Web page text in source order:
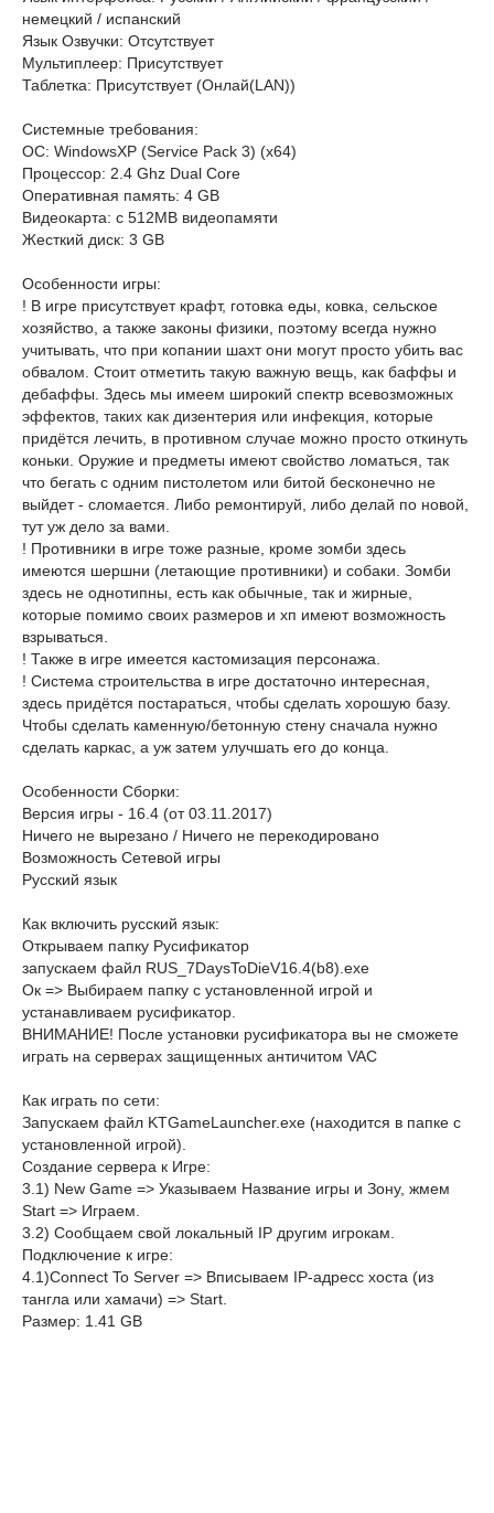
немецкий / испанский
Язык Озвучки: Отсутствует
Мультиплеер: Присутствует
Таблетка: Присутствует (Онлай(LAN))
Системные требования:
OC: WindowsXP (Service Pack 3) (x64)
Процессор: 2.4 Ghz Dual Core
Оперативная память: 4 GB
Видеокарта: с 512MB видеопамяти
Жесткий диск: 3 GB
Особенности игры:
! В игре присутствует крафт, готовка еды, ковка, сельское
хозяйство, а также законы физики, поэтому всегда нужно
учитывать, что при копании шахт они могут просто убить вас
обвалом. Стоит отметить такую важную вещь, как баффы и
дебаффы. Здесь мы имеем широкий спектр всевозможных
эффектов, таких как дизентерия или инфекция, которые
придётся лечить, в противном случае можно просто откинуть
коньки. Оружие и предметы имеют свойство ломаться, так
что бегать с одним пистолетом или битой бесконечно не
выйдет - сломается. Либо ремонтируй, либо делай по новой,
тут уж дело за вами.
! Противники в игре тоже разные, кроме зомби здесь
имеются шершни (летающие противники) и собаки. Зомби
здесь не однотипны, есть как обычные, так и жирные,
которые помимо своих размеров и хп имеют возможность
взрываться.
! Также в игре имеется кастомизация персонажа.
! Система строительства в игре достаточно интересная,
здесь придётся постараться, чтобы сделать хорошую базу.
Чтобы сделать каменную/бетонную стену сначала нужно
сделать каркас, а уж затем улучшать его до конца.
Особенности Сборки:
Версия игры - 16.4 (от 03.11.2017)
Ничего не вырезано / Ничего не перекодировано
Возможность Сетевой игры
Русский язык
Как включить русский язык:
Открываем папку Русификатор
запускаем файл RUS_7DaysToDieV16.4(b8).exe
Ок => Выбираем папку с установленной игрой и
устанавливаем русификатор.
ВНИМАНИЕ! После установки русификатора вы не сможете
играть на серверах защищенных античитом VAC
Как играть по сети:
Запускаем файл KTGameLauncher.exe (находится в папке с
установленной игрой).
Создание сервера к Игре:
3.1) New Game => Указываем Название игры и Зону, жмем
Start => Играем.
3.2) Сообщаем свой локальный IP другим игрокам.
Подключение к игре:
4.1)Connect To Server => Вписываем IP-адресс хоста (из
тангла или хамачи) => Start.
Размер: 1.41 GB